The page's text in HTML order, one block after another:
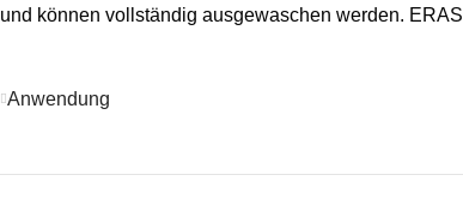
und können vollständig ausgewaschen werden.
Anwendung